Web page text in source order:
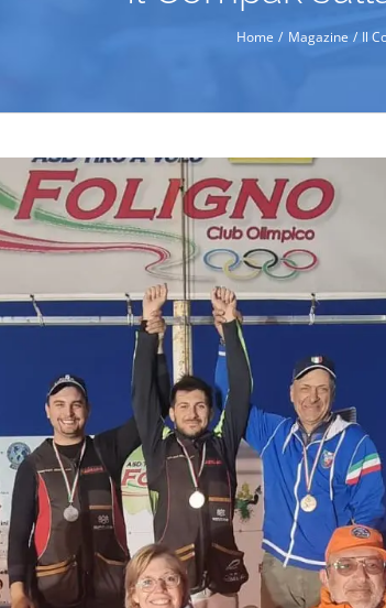
Home Magazine Il